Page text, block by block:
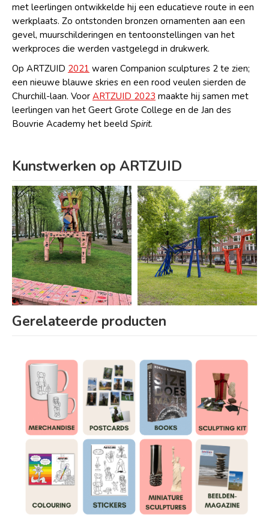
met leerlingen ontwikkelde hij een educatieve route in een
werkplaats. Zo ontstonden bronzen ornamenten aan een
gevel, muurschilderingen en tentoonstellingen van het
werkproces die werden vastgelegd in drukwerk.
Op ARTZUID 2021 waren Companion sculptures 2 te zien;
een nieuwe blauwe skries en een rood veulen sierden de
Churchill-laan. Voor ARTZUID 2023 maakte hij samen met
leerlingen van het Geert Grote College en de Jan des
Bouvrie Academy het beeld Spirit.
Kunstwerken op ARTZUID
Gerelateerde producten